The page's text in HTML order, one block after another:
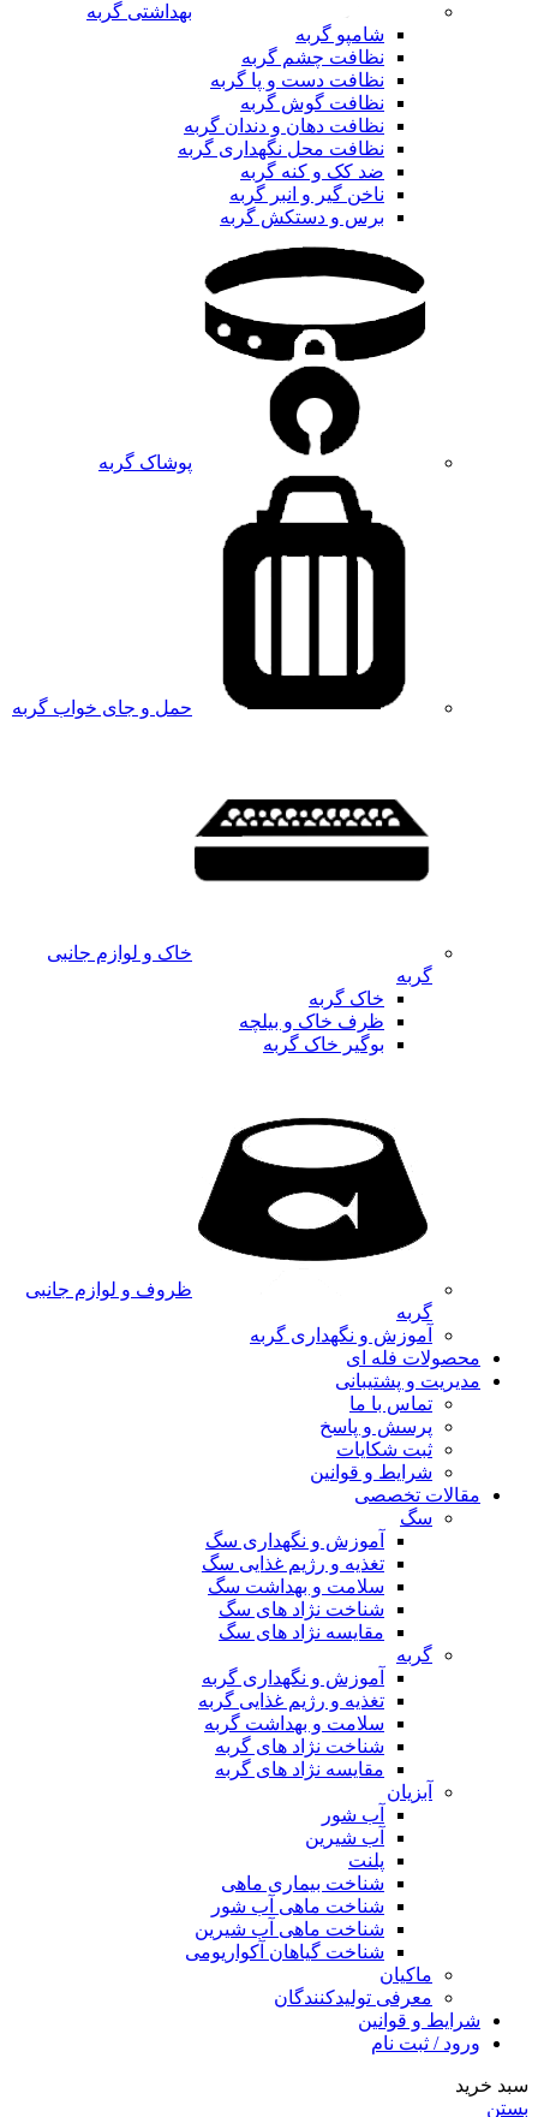
بهداشتی گربه
شامپو گربه
نظافت چشم گربه
نظافت دست و پا گربه
نظافت گوش گربه
نظافت دهان و دندان گربه
نظافت محل نگهداری گربه
ضد کک و کنه گربه
ناخن گیر و انبر گربه
برس و دستکش گربه
پوشاک گربه
حمل و جای خواب گربه
خاک و لوازم جانبی
گربه
خاک گربه
ظرف خاک و بیلچه
بوگیر خاک گربه
ظروف و لوازم جانبی
گربه
آموزش و نگهداری گربه
محصولات فله ای
مدیریت و پشتیبانی
تماس با ما
پرسش و پاسخ
ثبت شکایات
شرایط و قوانین
مقالات تخصصی
سگ
آموزش و نگهداری سگ
تغذیه و رژیم غذایی سگ
سلامت و بهداشت سگ
شناخت نژاد های سگ
مقایسه نژاد های سگ
گربه
آموزش و نگهداری گربه
تغذیه و رژیم غذایی گربه
سلامت و بهداشت گربه
شناخت نژاد های گربه
مقایسه نژاد های گربه
آبزیان
آب شور
آب شیرین
پلنت
شناخت بیماری ماهی
شناخت ماهی آب شور
شناخت ماهی آب شیرین
شناخت گیاهان آکواریومی
ماکیان
معرفی تولیدکنندگان
شرایط و قوانین
ورود / ثبت نام
سبد خرید
بستن